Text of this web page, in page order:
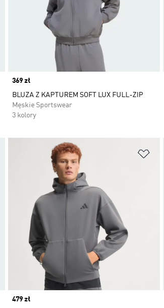
Price
369 zł
BLUZA Z KAPTUREM SOFT LUX FULL-ZIP
Męskie Sportswear
3 kolory
Dodaj do listy życzeń
Price
479 zł